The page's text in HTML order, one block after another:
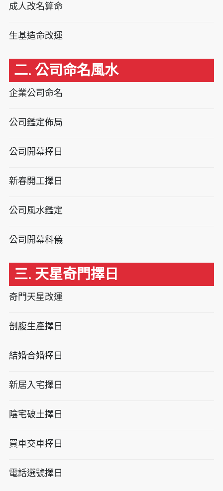
成人改名算命
生基造命改運
二. 公司命名風水
企業公司命名
公司鑑定佈局
公司開幕擇日
新春開工擇日
公司風水鑑定
公司開幕科儀
三. 天星奇門擇日
奇門天星改運
剖腹生產擇日
結婚合婚擇日
新居入宅擇日
陰宅破土擇日
買車交車擇日
電話選號擇日